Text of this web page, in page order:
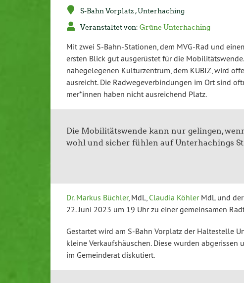
S-Bahn Vorplatz , Un­ter­ha­ching
Ver­an­stal­tet von:Grüne Un­ter­ha­ching
Mit zwei S-Bahn-Sta­tio­nen, dem MVG-Rad und
ersten Blick gut aus­ge­rüs­tet für die
na­he­ge­le­ge­nen Kul­tur­zen­trum, dem KUBIZ, wird
ausreicht. Die Rad­we­ge­ver­bin­dun­gen im Ort sind
mer*innen haben nicht aus­rei­chend Platz.
Die Mo­bi­li­täts­wen­de kann nur gelingen,
wohl und sicher fühlen auf Un­ter­ha­chings
Dr. Markus Büchler, MdL, Claudia KöhlerMdL und der
22. Juni 2023 um 19 Uhr zu einer ge­mein­sa­men
Gestartet wird am S-Bahn Vorplatz der Hal­te­stel­le
kleine Ver­kaufs­häus­chen. Diese wurden
im Ge­mein­de­rat dis­ku­tiert.